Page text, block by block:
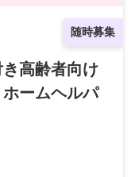
随時募集
き高齢者向け
ームヘルパ